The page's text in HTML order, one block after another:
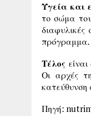
Υγεία και
το σώμα
διαφυλικές
πρόγραμμα.
Τέλος
Οι αρχές
κατεύθυνση
Πηγή: